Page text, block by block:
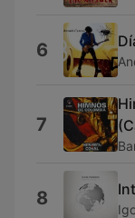
6
7
8